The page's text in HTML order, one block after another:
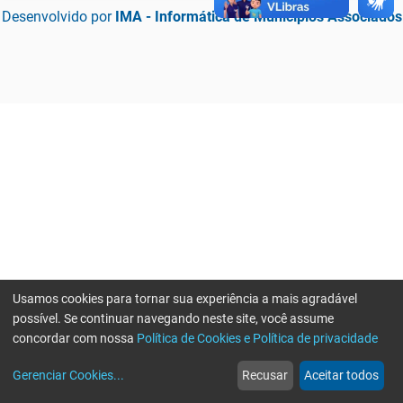
Desenvolvido por IMA - Informática de Municípios Associados
web
Notícias
more_horiz
Mais
Usamos cookies para tornar sua experiência a mais agradável
possível. Se continuar navegando neste site, você assume
concordar com nossa Política de Cookies e Política de privacidade
Gerenciar Cookies... Recusar Aceitar todos
Erro ao enviar informações, por favor tente novamente